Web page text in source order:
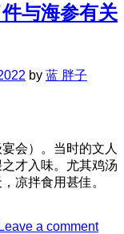
与海参有关
by 蓝 胖子
会）。当时的文人
才入味。尤其鸡汤
凉拌食用甚佳。
Leave a comment